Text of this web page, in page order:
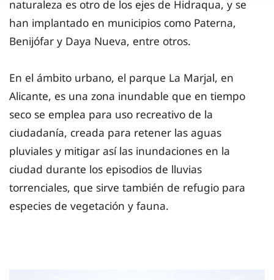
naturaleza es otro de los ejes de Hidraqua, y se
han implantado en municipios como Paterna,
Benijófar y Daya Nueva, entre otros.
En el ámbito urbano, el parque La Marjal, en
Alicante, es una zona inundable que en tiempo
seco se emplea para uso recreativo de la
ciudadanía, creada para retener las aguas
pluviales y mitigar así las inundaciones en la
ciudad durante los episodios de lluvias
torrenciales, que sirve también de refugio para
especies de vegetación y fauna.